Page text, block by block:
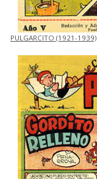
PULGARCITO (1921-1939)